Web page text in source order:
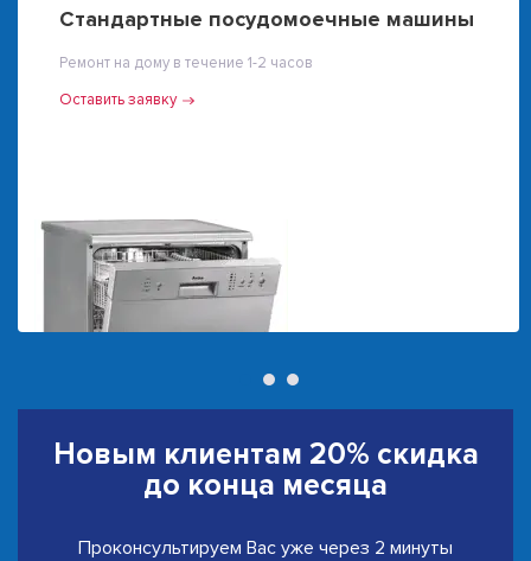
Стандартные посудомоечные машины
Ремонт на дому в течение 1-2 часов
Оставить заявку
Новым клиентам 20% скидка
до конца месяца
Проконсультируем Вас уже через 2 минуты